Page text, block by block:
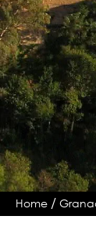
Home /